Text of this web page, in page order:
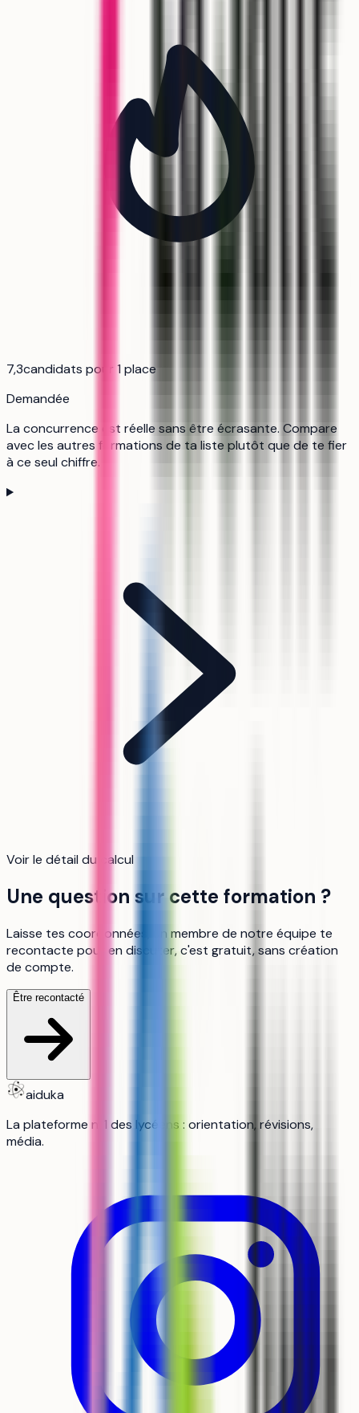
7,3candidats pour 1 place
Demandée
La concurrence est réelle sans être écrasante. Compare
avec les autres formations de ta liste plutôt que de te fier
à ce seul chiffre.
Voir le détail du calcul
Une question sur cette formation ?
Laisse tes coordonnées, un membre de notre équipe te
recontacte pour en discuter, c'est gratuit, sans création
de compte.
Être recontacté
aiduka
La plateforme n°1 des lycéens : orientation, révisions,
média.